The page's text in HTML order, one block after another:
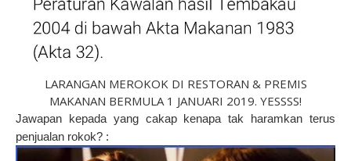
LARANGAN MEROKOK DI RESTORAN & PREMIS
MAKANAN BERMULA 1 JANUARI 2019. YESSSS!
Jawapan kepada yang cakap kenapa tak haramkan terus
penjualan rokok? :